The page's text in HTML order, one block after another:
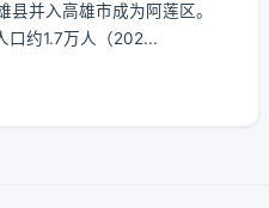
并入高雄市成为阿莲区。
口约1.7万人（202...